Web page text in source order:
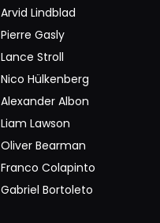
Arvid Lindblad
Pierre Gasly
Lance Stroll
Nico Hülkenberg
Alexander Albon
Liam Lawson
Oliver Bearman
Franco Colapinto
Gabriel Bortoleto